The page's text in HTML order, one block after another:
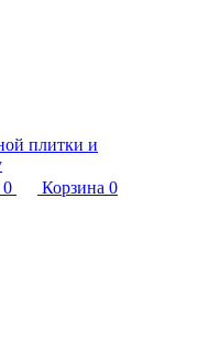
0 Корзина 0